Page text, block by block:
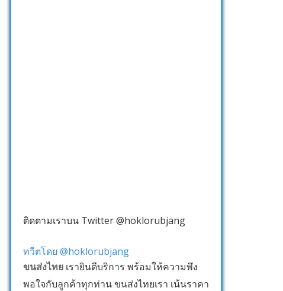
ติดตามเราบน Twitter @hoklorubjang
ทวีตโดย @hoklorubjang
ขนส่งไทย เรายินดีบริการ พร้อมให้ความพึง
พอใจกับลูกค้าทุกท่าน ขนส่งไทยเรา เน้นราคา